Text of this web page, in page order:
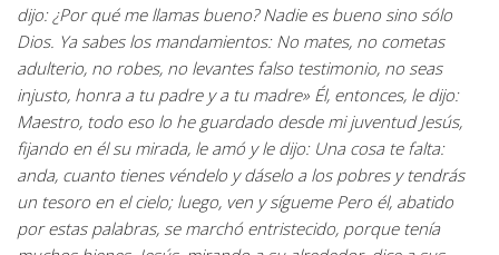
dijo: ¿Por qué me llamas bueno? Nadie es bueno sino sólo
Dios. Ya sabes los mandamientos: No mates, no cometas
adulterio, no robes, no levantes falso testimonio, no seas
injusto, honra a tu padre y a tu madre» Él, entonces, le dijo:
Maestro, todo eso lo he guardado desde mi juventud Jesús,
fijando en él su mirada, le amó y le dijo: Una cosa te falta:
anda, cuanto tienes véndelo y dáselo a los pobres y tendrás
un tesoro en el cielo; luego, ven y sígueme Pero él, abatido
por estas palabras, se marchó entristecido, porque tenía